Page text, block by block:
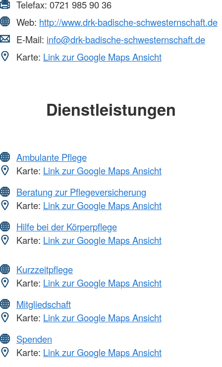
Telefax: 0721 985 90 36
Web: http://www.drk-badische-schwesternschaft.de
E-Mail: info@drk-badische-schwesternschaft.de
Karte: Link zur Google Maps Ansicht
Dienstleistungen
Ambulante Pflege
Karte: Link zur Google Maps Ansicht
Beratung zur Pflegeversicherung
Karte: Link zur Google Maps Ansicht
Hilfe bei der Körperpflege
Karte: Link zur Google Maps Ansicht
Kurzzeitpflege
Karte: Link zur Google Maps Ansicht
Mitgliedschaft
Karte: Link zur Google Maps Ansicht
Spenden
Karte: Link zur Google Maps Ansicht